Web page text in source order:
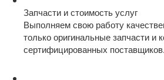
Запчасти и стоимость услуг
Выполняем свою работу
только оригинальные запчасти и
сертифицированных поставщиков.